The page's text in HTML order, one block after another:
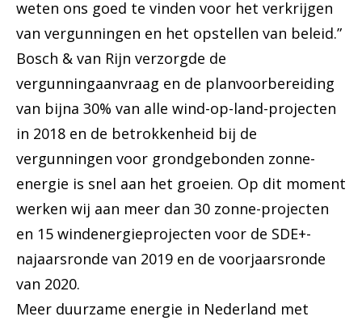
weten ons goed te vinden voor het verkrijgen
van vergunningen en het opstellen van beleid.”
Bosch & van Rijn verzorgde de
vergunningaanvraag en de planvoorbereiding
van bijna 30% van alle wind-op-land-projecten
in 2018 en de betrokkenheid bij de
vergunningen voor grondgebonden zonne-
energie is snel aan het groeien. Op dit moment
werken wij aan meer dan 30 zonne-projecten
en 15 windenergieprojecten voor de SDE+-
najaarsronde van 2019 en de voorjaarsronde
van 2020.
Meer duurzame energie in Nederland met